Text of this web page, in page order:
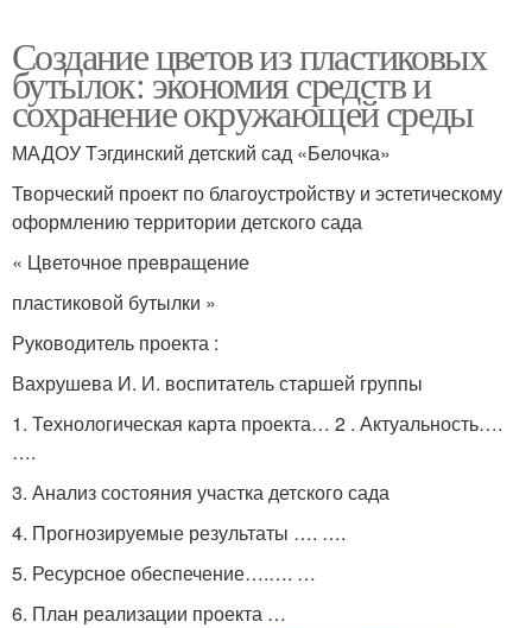
Создание цветов из пластиковых
бутылок: экономия средств и
сохранение окружающей среды
МАДОУ Тэгдинский детский сад «Белочка»
Творческий проект по благоустройству и эстетическому
оформлению территории детского сада
« Цветочное превращение
пластиковой бутылки »
Руководитель проекта :
Вахрушева И. И. воспитатель старшей группы
1. Технологическая карта проекта… 2 . Актуальность….
….
3. Анализ состояния участка детского сада
4. Прогнозируемые результаты …. ….
5. Ресурсное обеспечение….…. …
6. План реализации проекта …